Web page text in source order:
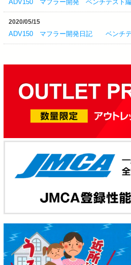
ADV150 マフラー開発 ベンチテスト
2020/05/15
ADV150 マフラー開発日記 ベンチテ